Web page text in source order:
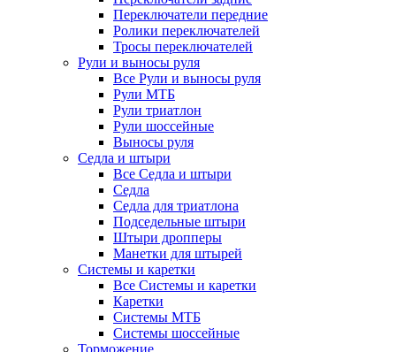
Переключатели передние
Ролики переключателей
Тросы переключателей
Рули и выносы руля
Все Рули и выносы руля
Рули МТБ
Рули триатлон
Рули шоссейные
Выносы руля
Седла и штыри
Все Седла и штыри
Седла
Седла для триатлона
Подседельные штыри
Штыри дропперы
Манетки для штырей
Системы и каретки
Все Системы и каретки
Каретки
Системы МТБ
Системы шоссейные
Торможение